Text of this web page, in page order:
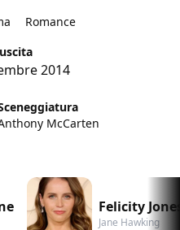
Romance
2014
McCarten
Felicity
Jane Hawking